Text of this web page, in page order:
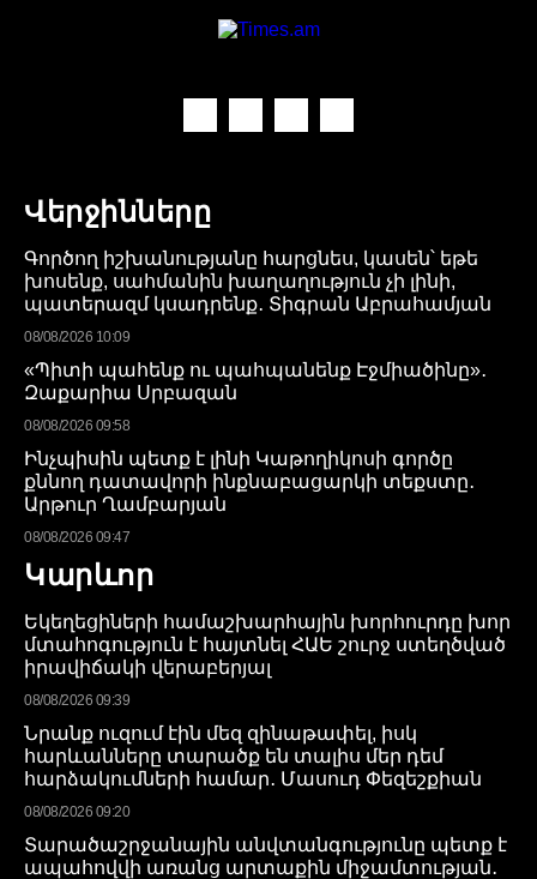
Վերջինները
Գործող իշխանությանը հարցնես, կասեն՝ եթե
խոսենք, սահմանին խաղաղություն չի լինի,
պատերազմ կսադրենք․ Տիգրան Աբրահամյան
08/08/2026 10:09
«Պիտի պահենք ու պահպանենք Էջմիածինը»․
Զաքարիա Սրբազան
08/08/2026 09:58
Ինչպիսին պետք է լինի Կաթողիկոսի գործը
քննող դատավորի ինքնաբացարկի տեքստը․
Արթուր Ղամբարյան
08/08/2026 09:47
Կարևոր
Եկեղեցիների համաշխարհային խորհուրդը խոր
մտահոգություն է հայտնել ՀԱԵ շուրջ ստեղծված
իրավիճակի վերաբերյալ
08/08/2026 09:39
Նրանք ուզում էին մեզ զինաթափել, իսկ
հարևանները տարածք են տալիս մեր դեմ
հարձակումների համար․ Մասուդ Փեզեշքիան
08/08/2026 09:20
Տարածաշրջանային անվտանգությունը պետք է
ապահովվի առանց արտաքին միջամտության․